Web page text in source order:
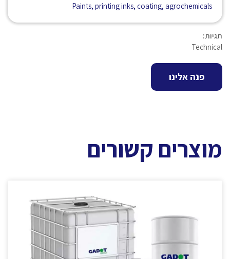
Paints, printing inks, coating, agrochemicals
תגיות:
Technical
פנה אלינו
מוצרים קשורים